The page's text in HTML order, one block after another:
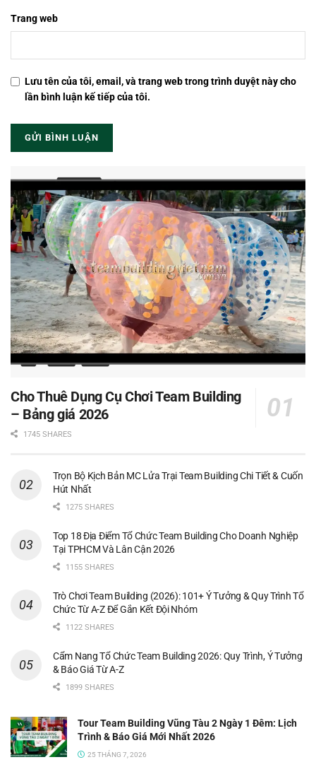
Trang web
Lưu tên của tôi, email, và trang web trong trình duyệt này cho
lần bình luận kế tiếp của tôi.
Cho Thuê Dụng Cụ Chơi Team Building
– Bảng giá 2026
1745 SHARES
Trọn Bộ Kịch Bản MC Lửa Trại Team Building Chi Tiết & Cuốn
Hút Nhất
1275 SHARES
Top 18 Địa Điểm Tổ Chức Team Building Cho Doanh Nghiệp
Tại TPHCM Và Lân Cận 2026
1155 SHARES
Trò Chơi Team Building (2026): 101+ Ý Tưởng & Quy Trình Tổ
Chức Từ A-Z Để Gắn Kết Đội Nhóm
1122 SHARES
Cẩm Nang Tổ Chức Team Building 2026: Quy Trình, Ý Tưởng
& Báo Giá Từ A-Z
1899 SHARES
Tour Team Building Vũng Tàu 2 Ngày 1 Đêm: Lịch
Trình & Báo Giá Mới Nhất 2026
25 THÁNG 7, 2026